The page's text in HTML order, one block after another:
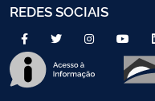
REDES SOCIAIS